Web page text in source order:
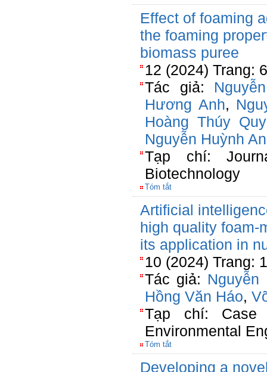
Effect of foaming
the foaming
biomass puree
12 (2024) Trang:
Tác giả:
Hương Anh,
Hoàng Thúy
Nguyễn Huỳnh
Tạp chí:
Biotechnology
Tóm tắt
Artificial
high quality foam-
its application in
10 (2024) Trang:
Tác giả: Nguyễn
Hồng Văn Háo,
Tạp chí: Case
Environmental
Tóm tắt
Developing a